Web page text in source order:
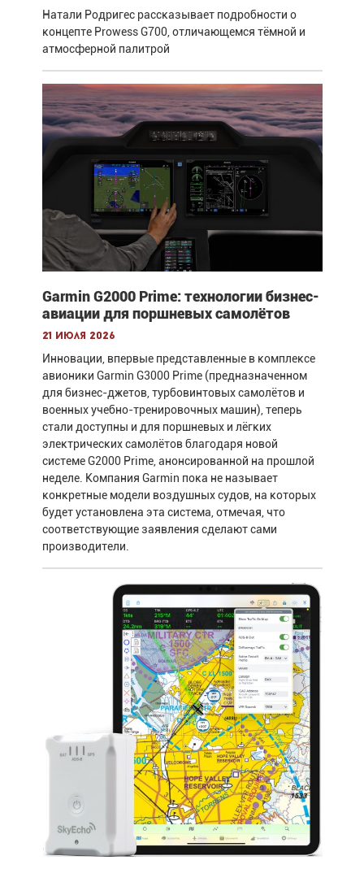
Натали Родригес рассказывает подробности о
концепте Prowess G700, отличающемся тёмной и
атмосферной палитрой
Garmin G2000 Prime: технологии бизнес-
авиации для поршневых самолётов
21 июля 2026
Инновации, впервые представленные в комплексе
авионики Garmin G3000 Prime (предназначенном
для бизнес-джетов, турбовинтовых самолётов и
военных учебно-тренировочных машин), теперь
стали доступны и для поршневых и лёгких
электрических самолётов благодаря новой
системе G2000 Prime, анонсированной на прошлой
неделе. Компания Garmin пока не называет
конкретные модели воздушных судов, на которых
будет установлена эта система, отмечая, что
соответствующие заявления сделают сами
производители.